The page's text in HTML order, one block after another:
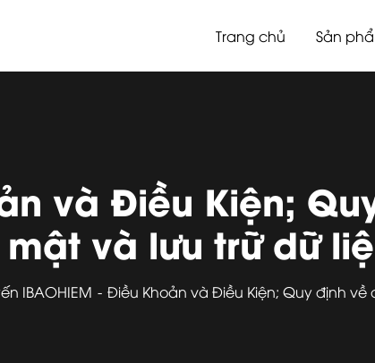
Trang chủ Sản
và Điều Kiện;
và lưu trữ dữ
IBAOHIEM Điều Khoản và Điều Kiện; Quy định